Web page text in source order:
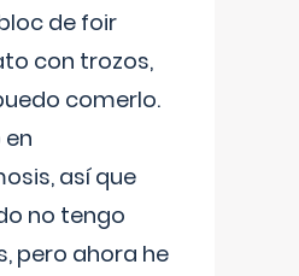
de foir
con trozos,
comerlo.
así que
no tengo
pero ahora he